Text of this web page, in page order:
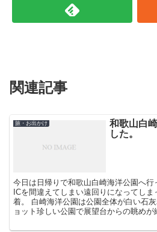
関連記事
旅・お出かけ
和歌山白
した。
今日は日帰りで和歌山白崎海洋公園へ
ICを間違えてしまい遠回りになってし
着。 白崎海洋公園は公園全体が白い石
ョット珍しい公園で展望台からの眺めが